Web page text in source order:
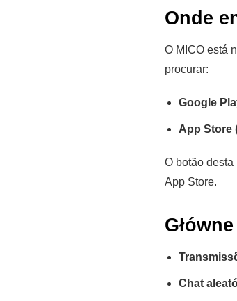
Onde
O MICO está
procurar:
Google
App Store
O botão
App Store.
Chat